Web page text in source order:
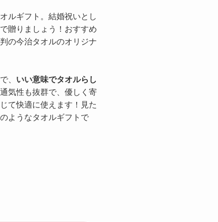
ルギフト。結婚祝いとし
贈りましょう！おすすめ
の今治タオルのオリジナ
、 いい意味でタオルらし
気性も抜群で、優しく寄
て快適に使えます！見た
ようなタオルギフトで